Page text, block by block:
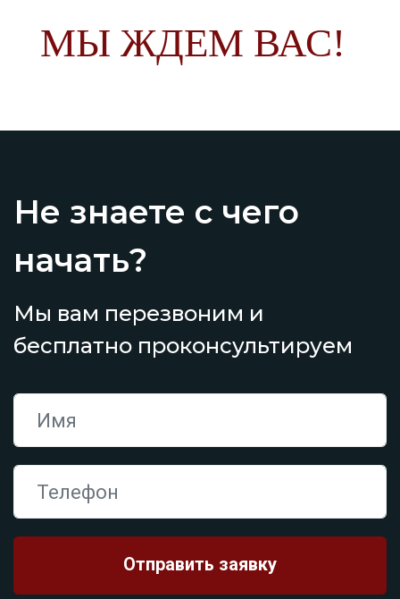
МЫ ЖДЕМ ВАС!
Не знаете с чего
начать?
Мы вам перезвоним и
бесплатно проконсультируем